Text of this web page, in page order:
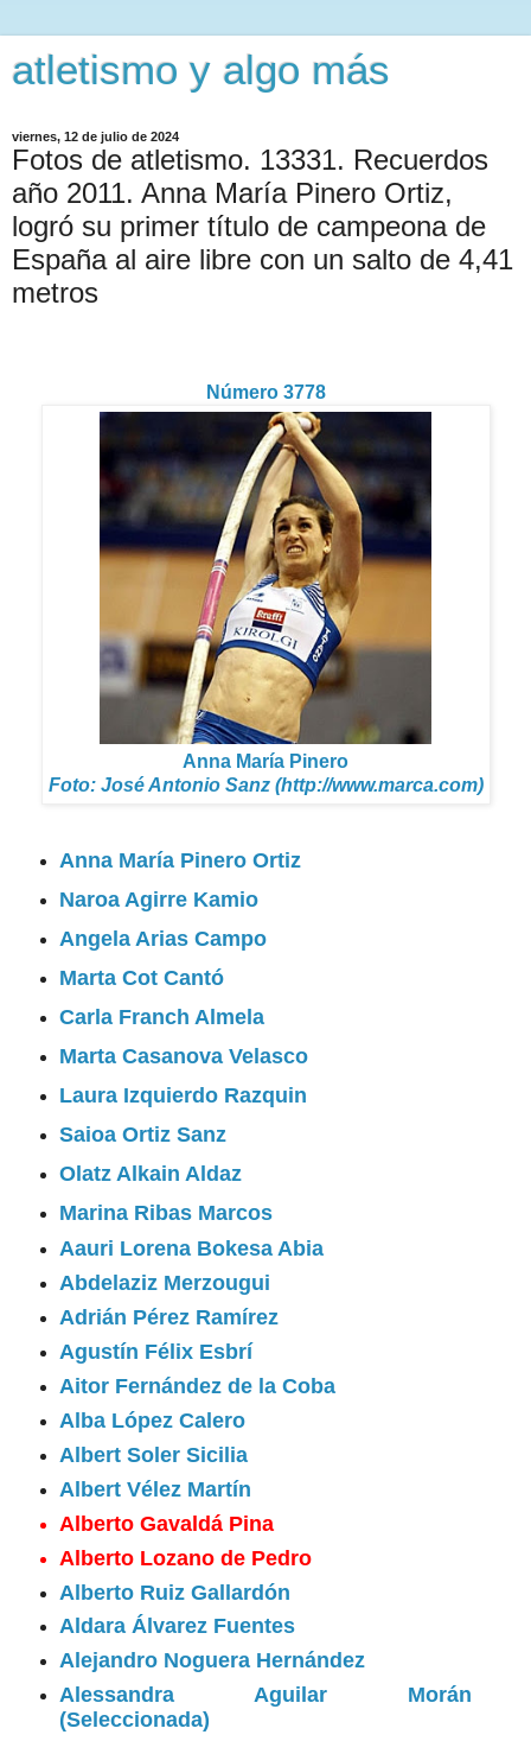
atletismo y algo más
viernes, 12 de julio de 2024
Fotos de atletismo. 13331. Recuerdos
año 2011. Anna María Pinero Ortiz,
logró su primer título de campeona de
España al aire libre con un salto de 4,41
metros
Número 3778
Anna María Pinero
Foto: José Antonio Sanz (http://www.marca.com)
Anna María Pinero Ortiz
Naroa Agirre Kamio
Angela Arias Campo
Marta Cot Cantó
Carla Franch Almela
Marta Casanova Velasco
Laura Izquierdo Razquin
Saioa Ortiz Sanz
Olatz Alkain Aldaz
Marina Ribas Marcos
Aauri Lorena Bokesa Abia
Abdelaziz Merzougui
Adrián Pérez Ramírez
Agustín Félix Esbrí
Aitor Fernández de la Coba
Alba López Calero
Albert Soler Sicilia
Albert Vélez Martín
Alberto Gavaldá Pina
Alberto Lozano de Pedro
Alberto Ruiz Gallardón
Aldara Álvarez Fuentes
Alejandro Noguera Hernández
Alessandra Aguilar Morán
(Seleccionada)